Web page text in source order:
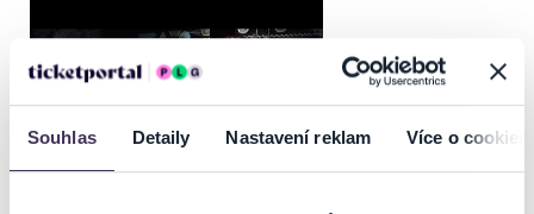
Souhlas Detaily Nastavení reklam Více o cookies